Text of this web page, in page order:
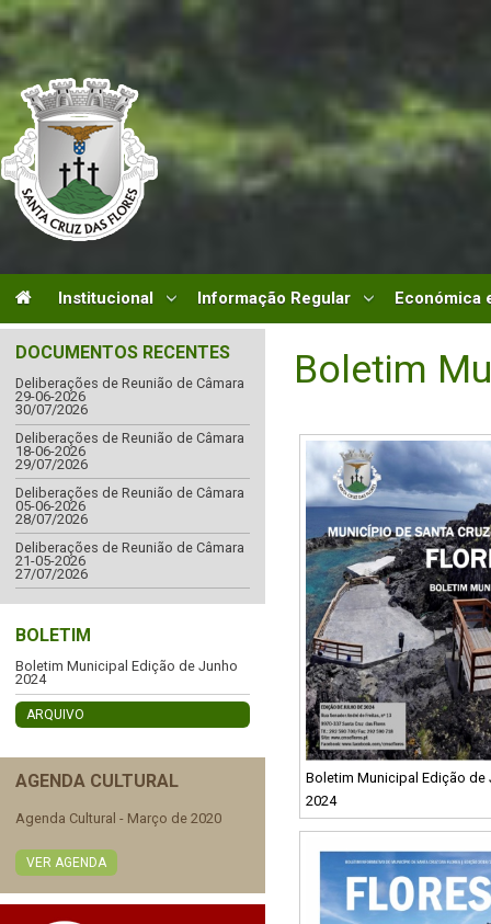
Institucional Informação Regular Económica
DOCUMENTOS RECENTES
Deliberações de Reunião de Câmara
29-06-2026
30/07/2026
Deliberações de Reunião de Câmara
18-06-2026
29/07/2026
Deliberações de Reunião de Câmara
05-06-2026
28/07/2026
Deliberações de Reunião de Câmara
21-05-2026
27/07/2026
BOLETIM
Boletim Municipal Edição de Junho
2024
ARQUIVO
AGENDA CULTURAL
Agenda Cultural - Março de 2020
VER AGENDA
Boletim
Boletim Municipal Edição de
2024